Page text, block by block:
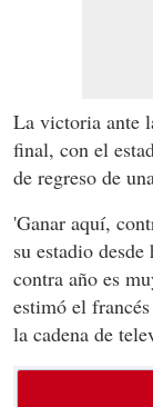
La victoria ante
final, con el
de regreso de
'Ganar aquí,
su estadio
contra año es
estimó el
la cadena de